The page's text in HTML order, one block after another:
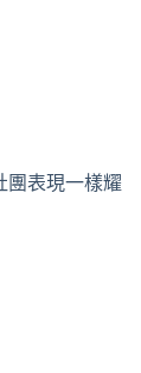
團表現一樣耀